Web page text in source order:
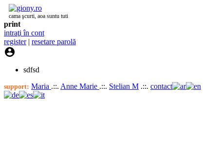
cama şcurti, aoa suntu tuti
print
intraţi în cont
register| resetare parolă

sdfsd
support: Maria .::. Anne Marie .::. Stelian M .::. contact